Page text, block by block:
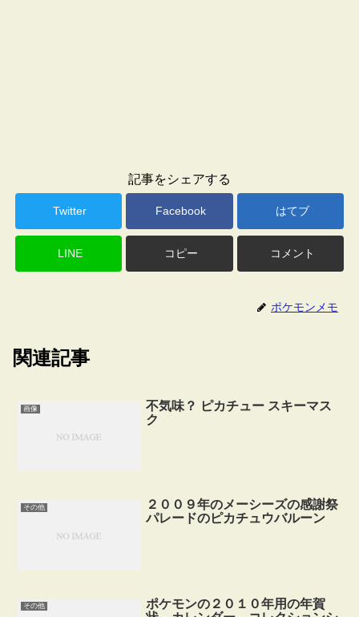
記事をシェアする
Twitter Facebook はてブ
LINE コピー コメント
ポケモンメモ
関連記事
画像
不気味？ ピカチュー スキーマス
ク
その他
２００９年のメーシーズの感謝祭
パレードのピカチュウバルーン
その他
ポケモンの２０１０年用の年賀